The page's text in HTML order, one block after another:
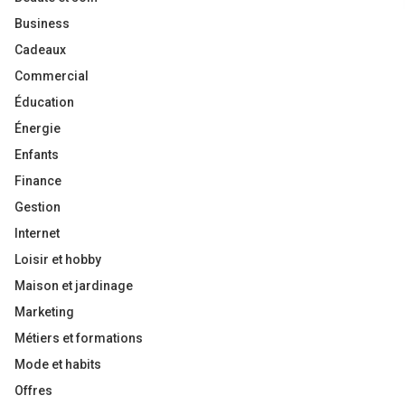
Business
Cadeaux
Commercial
Éducation
Énergie
Enfants
Finance
Gestion
Internet
Loisir et hobby
Maison et jardinage
Marketing
Métiers et formations
Mode et habits
Offres